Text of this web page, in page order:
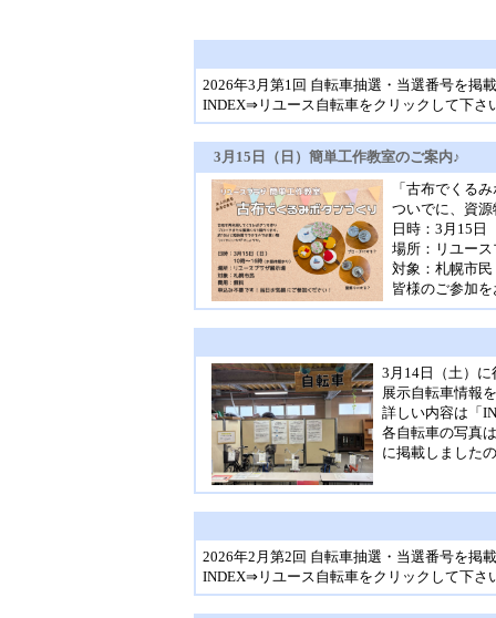
2026年3月第1回 自転車抽選・当選番号を掲
INDEX⇒リユース自転車をクリックして下さ
3月15日（日）簡単工作教室のご案内♪
「古布でくる
ついでに、資
日時：3月15日
場所：リユー
対象：札幌市
皆様のご参加
3月14日（土）
展示自転車情報
詳しい内容は「
各自転車の写真
に掲載しました
2026年2月第2回 自転車抽選・当選番号を掲
INDEX⇒リユース自転車をクリックして下さ